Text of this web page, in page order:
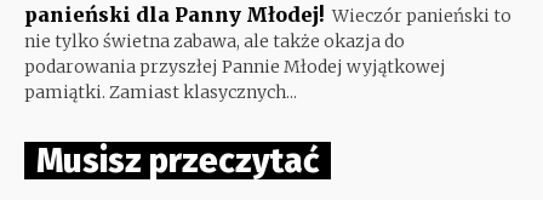
panieński dla Panny Młodej! Wieczór panieński to
nie tylko świetna zabawa, ale także okazja do
podarowania przyszłej Pannie Młodej wyjątkowej
pamiątki. Zamiast klasycznych...
Musisz przeczytać